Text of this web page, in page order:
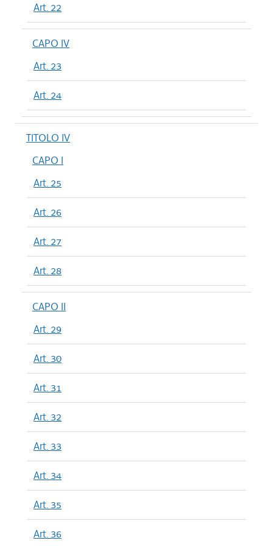
Art. 22
CAPO IV
Art. 23
Art. 24
TITOLO IV
CAPO I
Art. 25
Art. 26
Art. 27
Art. 28
CAPO II
Art. 29
Art. 30
Art. 31
Art. 32
Art. 33
Art. 34
Art. 35
Art. 36